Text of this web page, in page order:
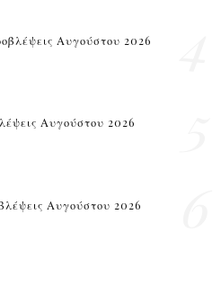
Αυγούστου 2026
Αυγούστου 2026
Αυγούστου 2026